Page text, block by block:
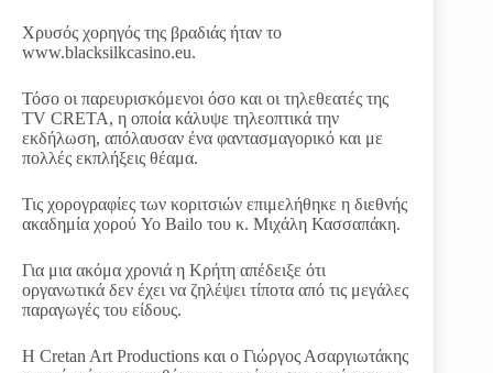
Χρυσός χορηγός της βραδιάς ήταν το
www.blacksilkcasino.eu.
Τόσο οι παρευρισκόμενοι όσο και οι τηλεθεατές της
TV CRETA, η οποία κάλυψε τηλεοπτικά την
εκδήλωση, απόλαυσαν ένα φαντασμαγορικό και με
πολλές εκπλήξεις θέαμα.
Τις χορογραφίες των κοριτσιών επιμελήθηκε η διεθνής
ακαδημία χορού Yo Bailo του κ. Μιχάλη Κασσαπάκη.
Για μια ακόμα χρονιά η Κρήτη απέδειξε ότι
οργανωτικά δεν έχει να ζηλέψει τίποτα από τις μεγάλες
παραγωγές του είδους.
Η Cretan Art Productions και ο Γιώργος Ασαργιωτάκης